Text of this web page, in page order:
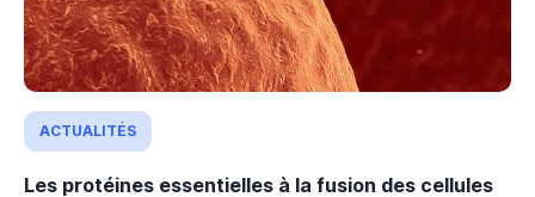
ACTUALITÉS
Les protéines essentielles à la fusion des cellules